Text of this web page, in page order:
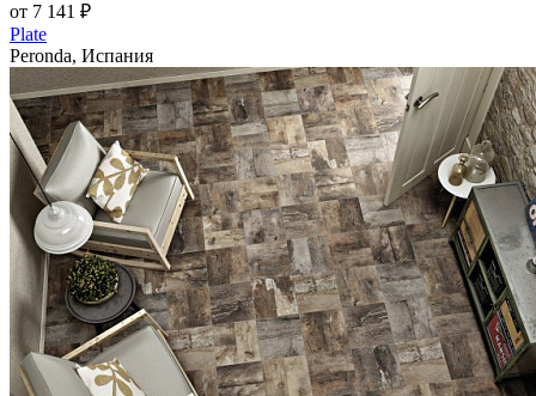
от 7 141 ₽
Plate
Peronda, Испания